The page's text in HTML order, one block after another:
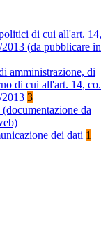
di cui all'art. 14,
(da pubblicare in
amministrazione, di
di cui all'art. 14, co.
2013 3
da
dei dati 1